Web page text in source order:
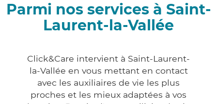
Parmi nos services à Saint-
Laurent-la-Vallée
Click&Care intervient à Saint-Laurent-
la-Vallée en vous mettant en contact
avec les auxiliaires de vie les plus
proches et les mieux adaptées à vos